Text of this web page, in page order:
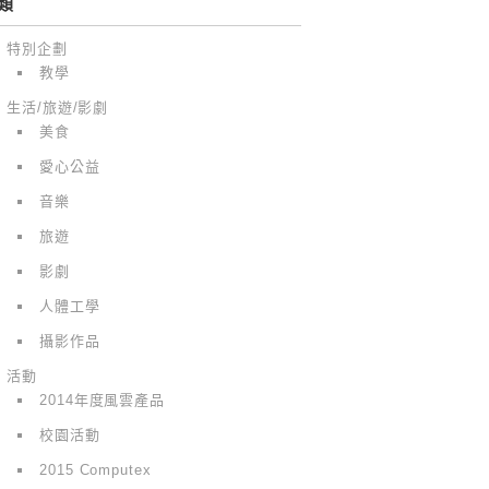
特別企劃
教學
生活/旅遊/影劇
美食
愛心公益
音樂
旅遊
影劇
人體工學
攝影作品
活動
2014年度風雲產品
校園活動
2015 Computex